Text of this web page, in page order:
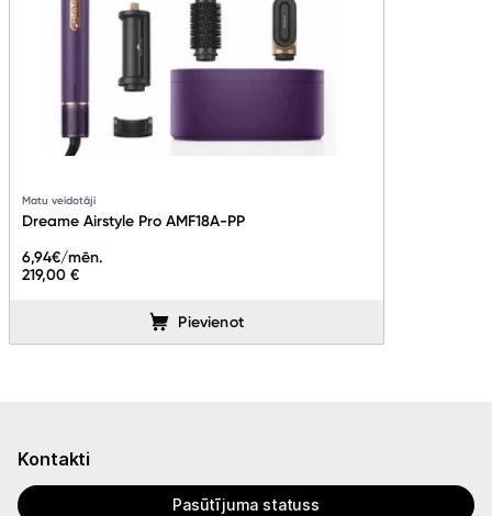
Matu veidotāji
Dreame Airstyle Pro AMF18A-PP
219,00 €
6,94€/mēn.
Pievienot
Kontakti
Pasūtījuma statuss